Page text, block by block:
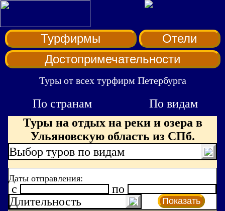
Турфирмы
Отели
Достопримечательности
Туры от всех турфирм Петербурга
По странам
По видам
Туры на отдых на реки и озера в
Ульяновскую область из СПб.
Выбор туров по видам
Даты отправления:
c
по
Длительность
Показать